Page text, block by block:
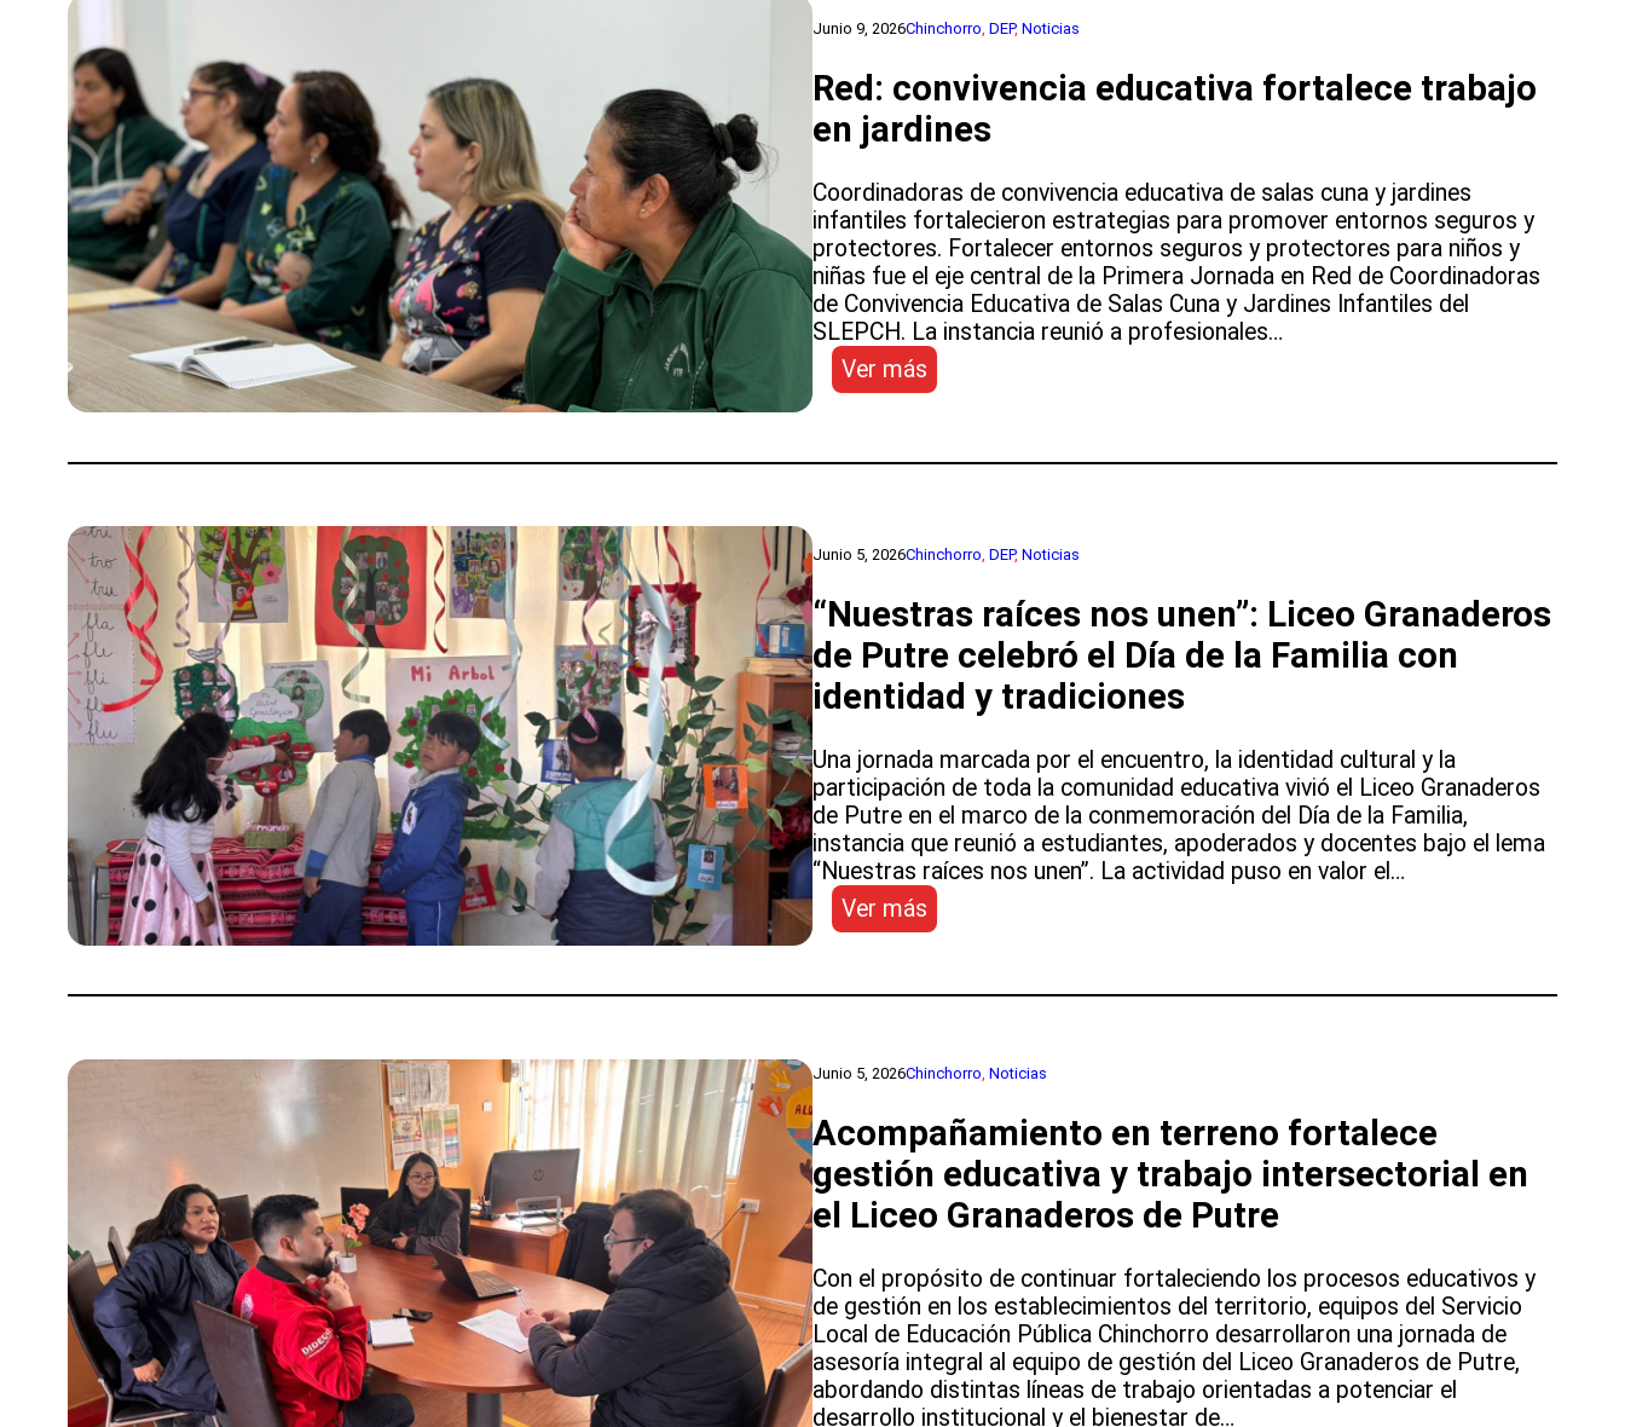
de
Red
Maestros
de
Maestros
Junio 9, 2026Chinchorro, DEP, Noticias
Red: convivencia educativa fortalece trabajo
en jardines
Coordinadoras de convivencia educativa de salas cuna y jardines
infantiles fortalecieron estrategias para promover entornos seguros y
protectores. Fortalecer entornos seguros y protectores para niños y
niñas fue el eje central de la Primera Jornada en Red de Coordinadoras
de Convivencia Educativa de Salas Cuna y Jardines Infantiles del
SLEPCH. La instancia reunió a profesionales…
Ver más
Red:
jardines
Junio 5, 2026Chinchorro, DEP, Noticias
“Nuestras raíces nos unen”: Liceo Granaderos
de Putre celebró el Día de la Familia con
identidad y tradiciones
Una jornada marcada por el encuentro, la identidad cultural y la
participación de toda la comunidad educativa vivió el Liceo Granaderos
de Putre en el marco de la conmemoración del Día de la Familia,
instancia que reunió a estudiantes, apoderados y docentes bajo el lema
“Nuestras raíces nos unen”. La actividad puso en valor el…
Ver más
“Nuestras
nos
Granaderos
Putre
celebró
el
Día
la
Familia
con
identidad
y
tradiciones
Junio 5, 2026Chinchorro, Noticias
Acompañamiento en terreno fortalece
gestión educativa y trabajo intersectorial en
el Liceo Granaderos de Putre
Con el propósito de continuar fortaleciendo los procesos educativos y
de gestión en los establecimientos del territorio, equipos del Servicio
Local de Educación Pública Chinchorro desarrollaron una jornada de
asesoría integral al equipo de gestión del Liceo Granaderos de Putre,
abordando distintas líneas de trabajo orientadas a potenciar el
desarrollo institucional y el bienestar de…